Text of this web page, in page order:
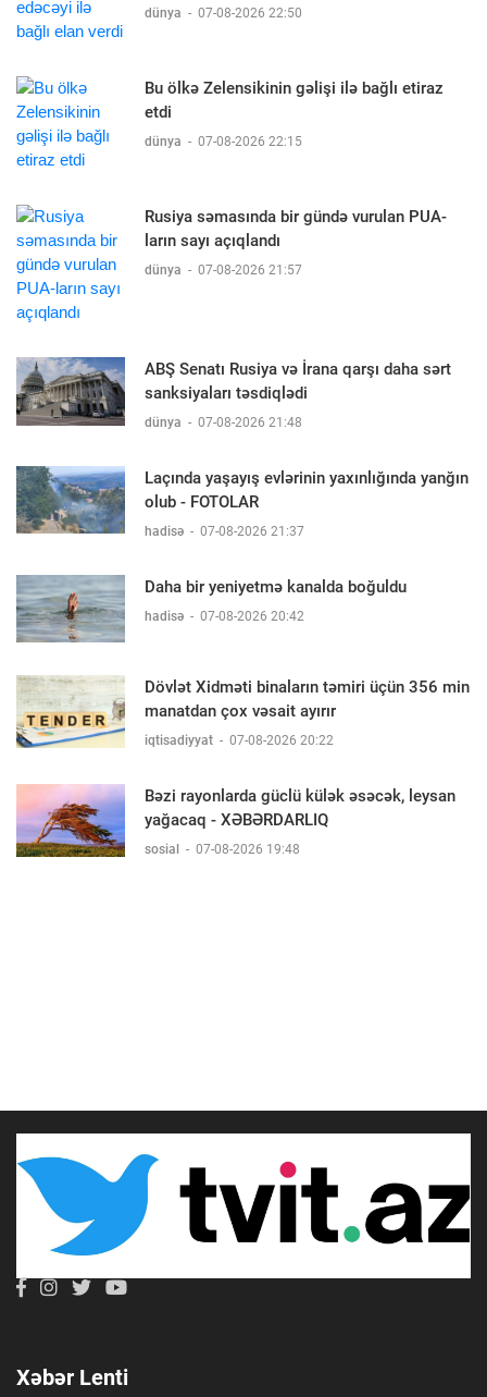
dünya - 07-08-2026 22:50
Bu ölkə Zelensikinin gəlişi ilə bağlı etiraz
etdi
dünya - 07-08-2026 22:15
Rusiya səmasında bir gündə vurulan PUA-
ların sayı açıqlandı
dünya - 07-08-2026 21:57
ABŞ Senatı Rusiya və İrana qarşı daha sərt
sanksiyaları təsdiqlədi
dünya - 07-08-2026 21:48
Laçında yaşayış evlərinin yaxınlığında yanğın
olub - FOTOLAR
hadisə - 07-08-2026 21:37
Daha bir yeniyetmə kanalda boğuldu
hadisə - 07-08-2026 20:42
Dövlət Xidməti binaların təmiri üçün 356 min
manatdan çox vəsait ayırır
iqtisadiyyat - 07-08-2026 20:22
Bəzi rayonlarda güclü külək əsəcək, leysan
yağacaq - XƏBƏRDARLIQ
sosial - 07-08-2026 19:48
Xəbər Lenti